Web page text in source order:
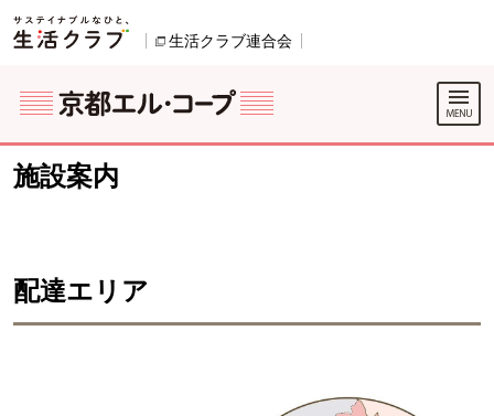
ページの先頭です。
別のウィンドウで開きます。
生活クラブ連合会
ここからサイト内共通メニューです。
サイト内共通メニューをスキップする
サイト内共通メニューここまで。
施設案内
配達エリア